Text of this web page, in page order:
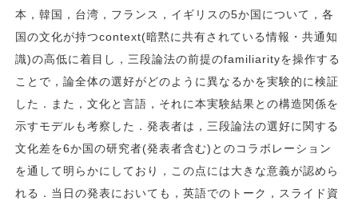
本，韓国，台湾，フランス，イギリスの5か国について，各
国の文化が持つcontext(暗黙に共有されている情報・共通知
識)の高低に着目し，三段論法の前提のfamiliarityを操作する
ことで，論全体の選好がどのように異なるかを実験的に検証
した．また，文化と言語，それに本実験結果との構造関係を
示すモデルも考察した．発表者は，三段論法の選好に関する
文化差を6か国の研究者(発表者含む)とのコラボレーション
を通して明らかにしており，この点には大きな意義が認めら
れる．当日の発表においても，英語でのトーク，スライド資